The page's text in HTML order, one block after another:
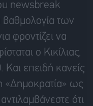
newsbreak
βαθμολογία των
φροντίζει να
ο Κικίλιας,
Και επειδή κανείς
«Δημοκρατία» ως
ότι